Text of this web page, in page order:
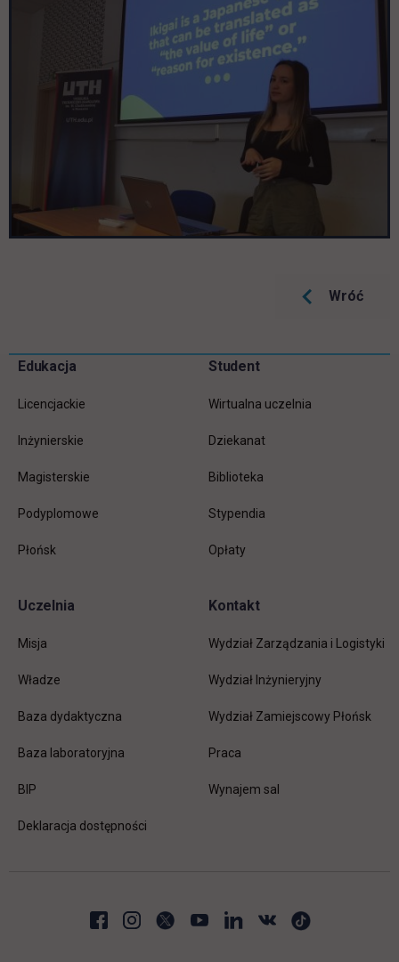
Wróć
Pomiń
Informacje w stopce
Edukacja
Licencjackie
Inżynierskie
Magisterskie
Podyplomowe
Płońsk
Student
Wirtualna uczelnia
Dziekanat
Biblioteka
Stypendia
Opłaty
Uczelnia
Misja
Władze
Baza dydaktyczna
Baza laboratoryjna
BIP
Deklaracja dostępności
Kontakt
Wydział Zarządzania i Logistyki
Wydział Inżynieryjny
Wydział Zamiejscowy Płońsk
Praca
Wynajem sal